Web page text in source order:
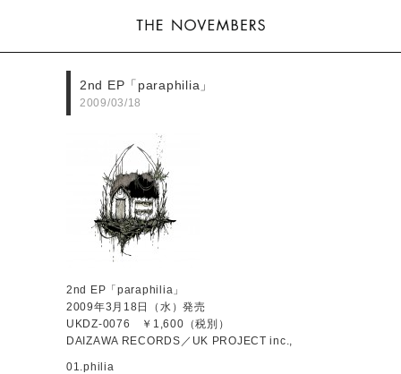
2nd EP「paraphilia」
2009/03/18
2nd EP「paraphilia」
2009年3月18日（水）発売
UKDZ-0076 ￥1,600（税別）
DAIZAWA RECORDS／UK PROJECT inc.,
01.philia